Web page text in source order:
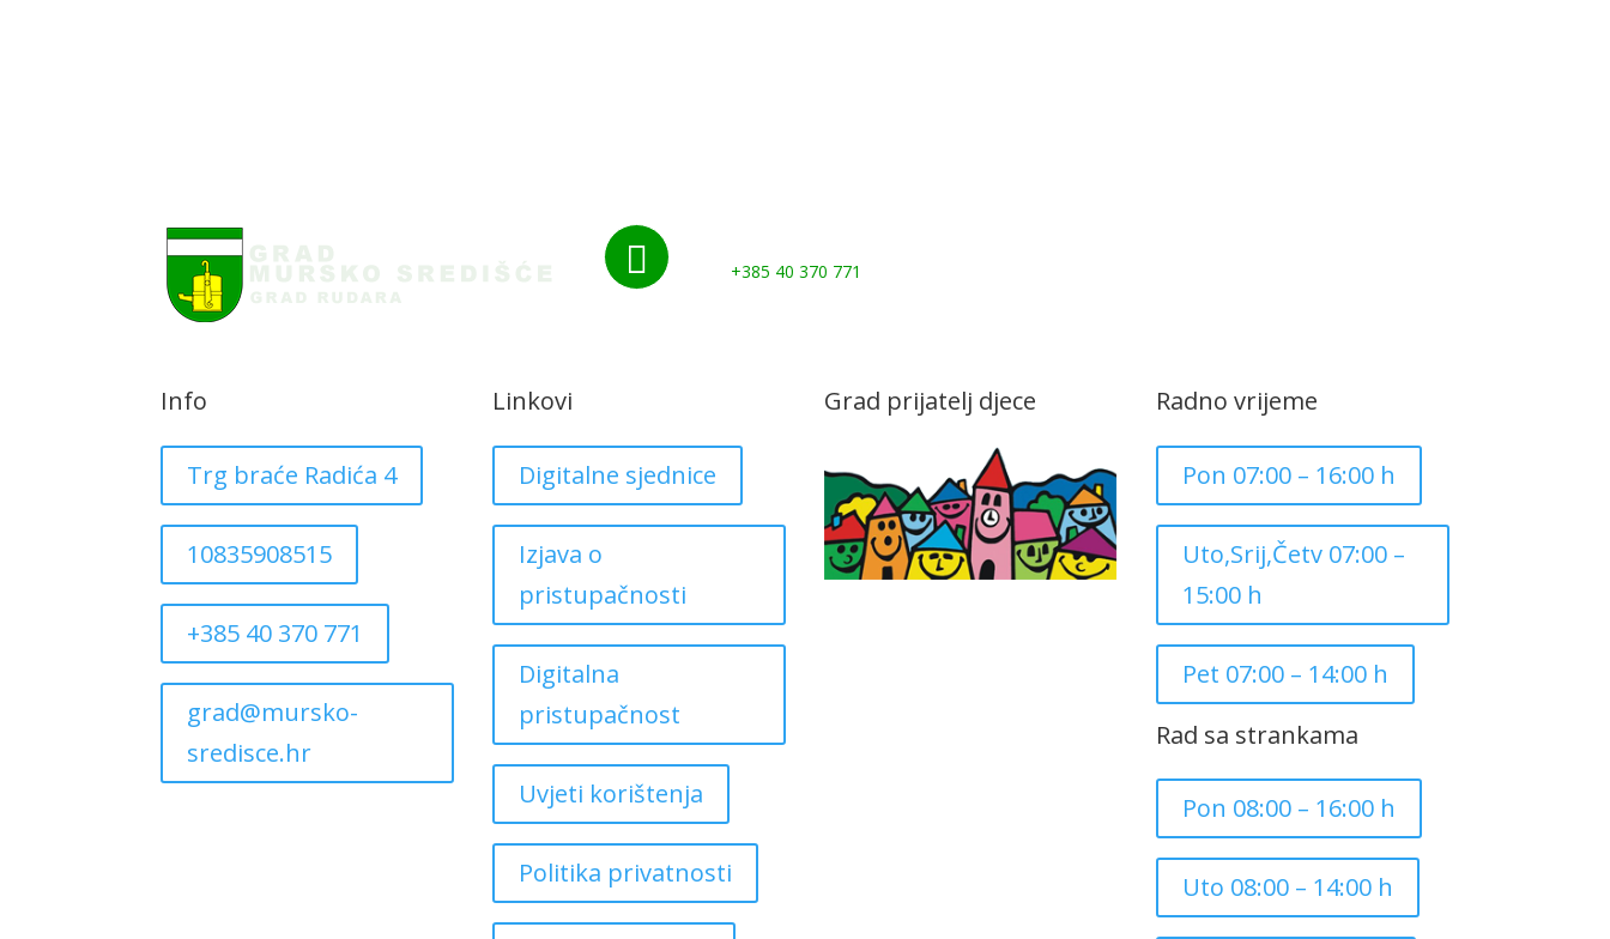
 +385 40 370 771
Info
Trg braće Radića 4
10835908515
+385 40 370 771
grad@mursko-
sredisce.hr
Linkovi
Digitalne sjednice
Izjava o
pristupačnosti
Digitalna
pristupačnost
Uvjeti korištenja
Politika privatnosti
Grad prijatelj djece Radno vrijeme
Pon 07:00 – 16:00 h
Uto,Srij,Četv 07:00 –
15:00 h
Pet 07:00 – 14:00 h
Rad sa strankama
Pon 08:00 – 16:00 h
Uto 08:00 – 14:00 h